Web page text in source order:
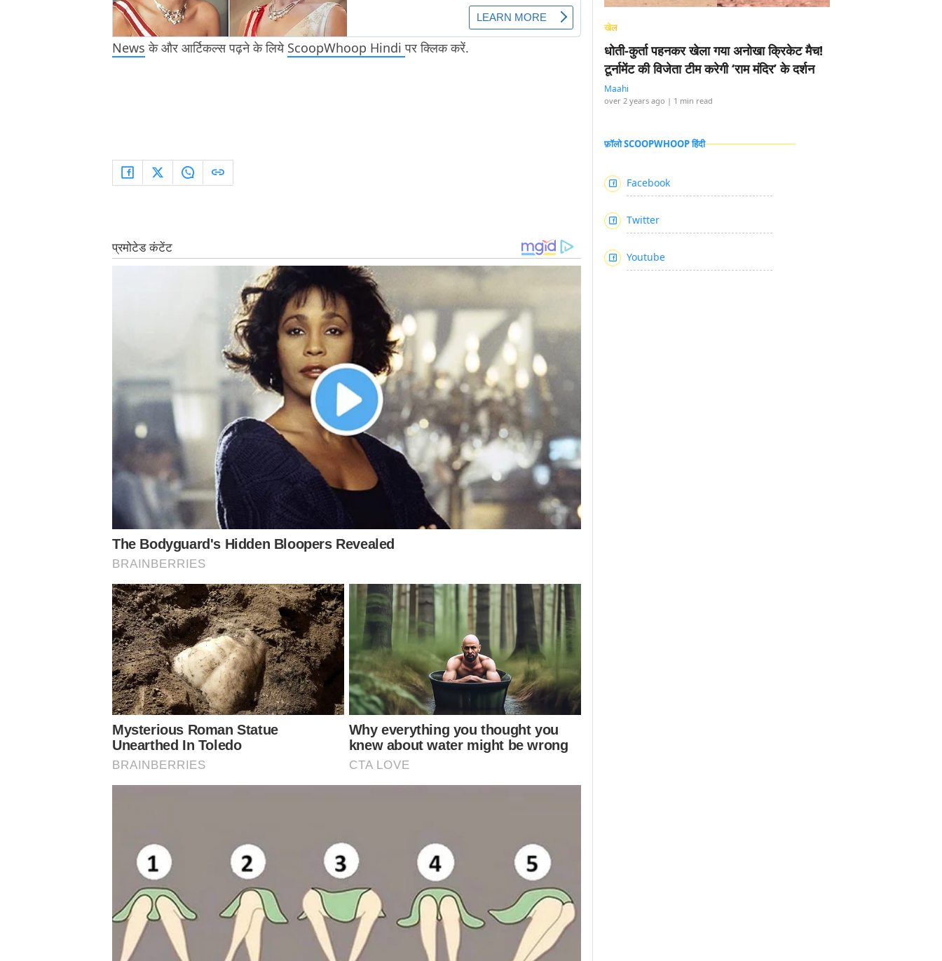
News के और आर्टिकल्स पढ़ने के लिये ScoopWhoop Hindiपर क्लिक करें.
खेल
धोती-कुर्ता पहनकर खेला गया अनोखा क्रिकेट मैच!
टूर्नामेंट की विजेता टीम करेगी ‘राम मंदिर’ के दर्शन
Maahi
over 2 years ago | 1 min read
फ़ॉलो SCOOPWHOOP हिंदी
Facebook
Twitter
Youtube